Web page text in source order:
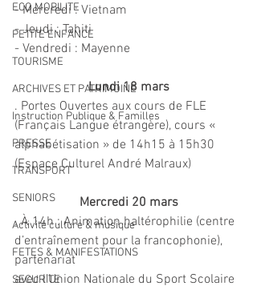
ECO MOBILITE
PETITE ENFANCE
TOURISME
ARCHIVES ET PATRIMOINE
Instruction Publique & Familles
PRESSE
TRANSPORT
SENIORS
Activité culture & musique
FETES & MANIFESTATIONS
SECURITE
- Mercredi : Vietnam
- Jeudi : Tahiti
- Vendredi : Mayenne
Lundi 18 mars
. Portes Ouvertes aux cours de FLE
(Français Langue étrangère), cours «
alphabétisation » de 14h15 à 15h30
(Espace Culturel André Malraux)
Mercredi 20 mars
. À 14h : Animation haltérophilie (centre
d’entraînement pour la francophonie),
partenariat
avec l’Union Nationale du Sport Scolaire